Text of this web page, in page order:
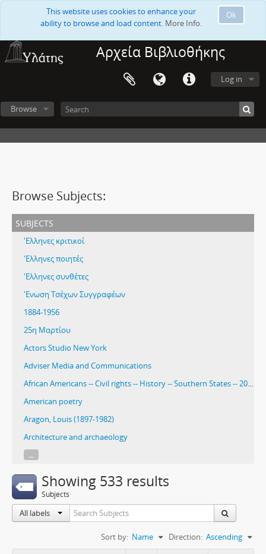
Ok
This website uses cookies to enhance your
ability to browse and load content. More Info.
Αρχεία Βιβλιοθήκης
Log in
Browse
Browse Subjects:
subjects
'Ελληνες κριτικοί
'Ελληνες ποιητές
'Ελληνες συνθέτες
'Ενωση Τσέχων Συγγραφέων
1884-1956
25η Μαρτίου
Actors Studio New York
Adviser Media and Communications
African Americans -- Civil rights -- History -- Southern States -- 20th century
American poetry
Aragon, Louis (1897-1982)
Architecture and archaeology
...
Showing 533 results
Subjects
All labels
Sort by: Name Direction: Ascending